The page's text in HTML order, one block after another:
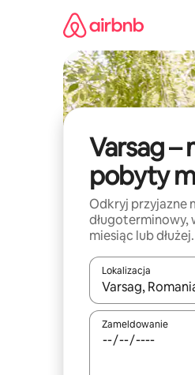
Varsag –
pobyty
Odkryj przyjazne
długoterminowy,
miesiąc lub dłużej.
Lokalizacja
Gdy wyniki będą
Zameldowanie